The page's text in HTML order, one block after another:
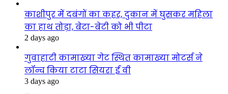
काशीपुर में दबंगों का कहर, दुकान में घुसकर महिला
का हाथ तोड़ा, बेटा-बेटी को भी पीटा
2 days ago
गुवाहाटी कामाख्या गेट स्थित कामाख्या मोटर्स ने
लॉन्च किया टाटा सियरा ई वी
3 days ago